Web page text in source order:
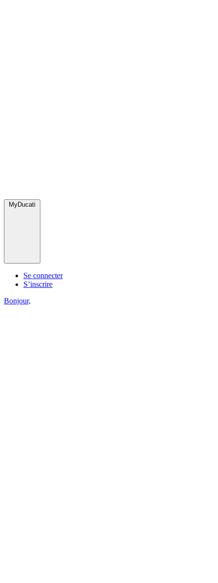
MyDucati
Se connecter
S’inscrire
Bonjour,